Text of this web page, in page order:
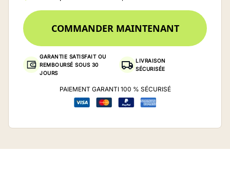
COMMANDER MAINTENANT
GARANTIE SATISFAIT OU
REMBOURSÉ SOUS 30
JOURS
LIVRAISON
SÉCURISÉE
PAIEMENT GARANTI 100 % SÉCURISÉ